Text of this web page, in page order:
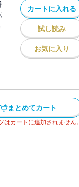
カートに入れる
試し読み
お気に入り
まとめてカート
カートに追加されません。